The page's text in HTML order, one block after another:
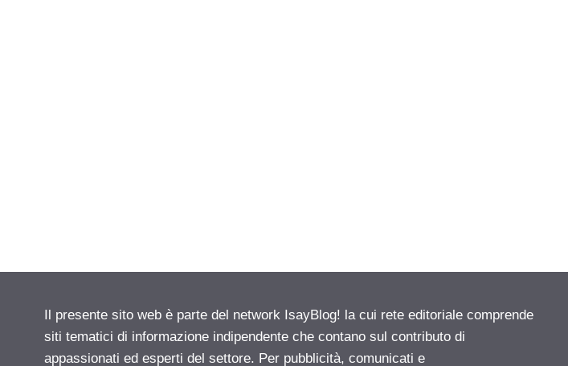
Il presente sito web è parte del network IsayBlog! la cui rete editoriale comprende
siti tematici di informazione indipendente che contano sul contributo di
appassionati ed esperti del settore. Per pubblicità, comunicati e